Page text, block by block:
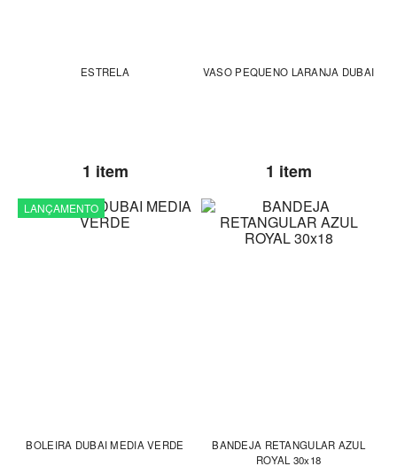
ESTRELA
1 item
VASO PEQUENO LARANJA DUBAI
1 item
LANÇAMENTO
BOLEIRA DUBAI MEDIA VERDE
BANDEJA RETANGULAR AZUL
ROYAL 30x18